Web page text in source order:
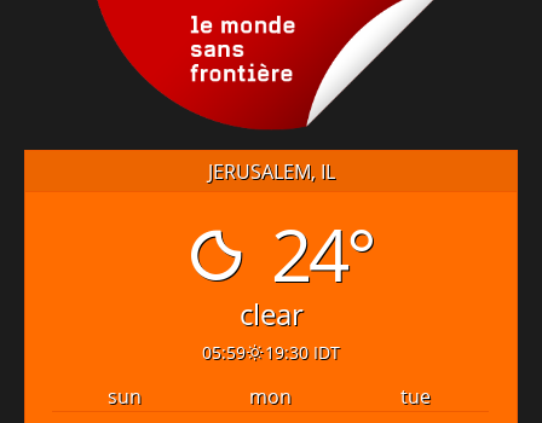
JERUSALEM, IL
24°
clear
05:59 19:30 IDT
sun mon
tue